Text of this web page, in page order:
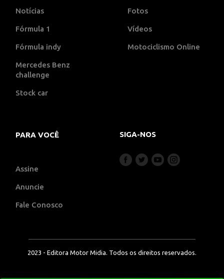
Notícias
Fórmula 1
Fórmula indy
Mercedes Benz
challenge
Stock car
Fotos
Vídeos
Motociclismo Online
PARA VOCÊ
Assine
Anuncie
Fale Conosco
SIGA-NOS
2023 - Editora Motor Midia. Todos os direitos reservados.